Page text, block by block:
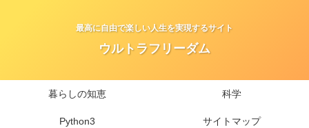
最高に自由で楽しい人生を実現するサイト
ウルトラフリーダム
暮らしの知恵 科学
Python3 サイトマップ